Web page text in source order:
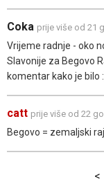
Coka prije više od 21
Vrijeme radnje - oko
Slavonije za Begovo
komentar kako je bilo
catt prije više od 22
Begovo = zemaljski raj
<